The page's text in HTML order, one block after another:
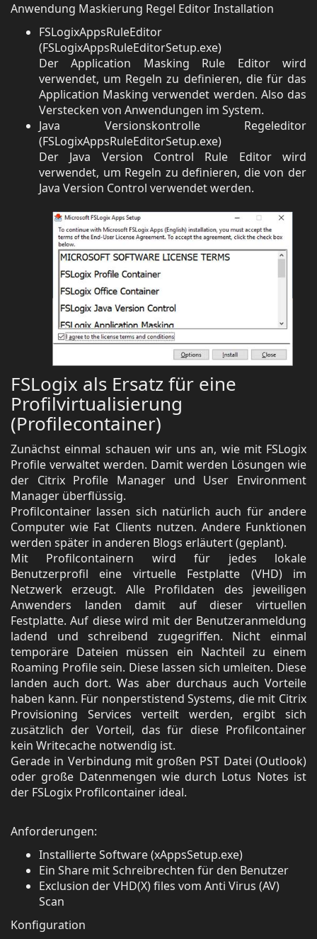
Anwendung Maskierung Regel Editor Installation
FSLogixAppsRuleEditor
(FSLogixAppsRuleEditorSetup.exe)
Der Application Masking Rule Editor wird
verwendet, um Regeln zu definieren, die für das
Application Masking verwendet werden. Also das
Verstecken von Anwendungen im System.
Java Versionskontrolle Regeleditor
(FSLogixAppsRuleEditorSetup.exe)
Der Java Version Control Rule Editor wird
verwendet, um Regeln zu definieren, die von der
Java Version Control verwendet werden.
FSLogix als Ersatz für eine
Profilvirtualisierung
(Profilecontainer)
Zunächst einmal schauen wir uns an, wie mit FSLogix
Profile verwaltet werden. Damit werden Lösungen wie
der Citrix Profile Manager und User Environment
Manager überflüssig.
Profilcontainer lassen sich natürlich auch für andere
Computer wie Fat Clients nutzen. Andere Funktionen
werden später in anderen Blogs erläutert (geplant).
Mit Profilcontainern wird für jedes lokale
Benutzerprofil eine virtuelle Festplatte (VHD) im
Netzwerk erzeugt. Alle Profildaten des jeweiligen
Anwenders landen damit auf dieser virtuellen
Festplatte. Auf diese wird mit der Benutzeranmeldung
ladend und schreibend zugegriffen. Nicht einmal
temporäre Dateien müssen ein Nachteil zu einem
Roaming Profile sein. Diese lassen sich umleiten. Diese
landen auch dort. Was aber durchaus auch Vorteile
haben kann. Für nonperstistend Systems, die mit Citrix
Provisioning Services verteilt werden, ergibt sich
zusätzlich der Vorteil, das für diese Profilcontainer
kein Writecache notwendig ist.
Gerade in Verbindung mit großen PST Datei (Outlook)
oder große Datenmengen wie durch Lotus Notes ist
der FSLogix Profilcontainer ideal.
Anforderungen:
Installierte Software (xAppsSetup.exe)
Ein Share mit Schreibrechten für den Benutzer
Exclusion der VHD(X) files vom Anti Virus (AV)
Scan
Konfiguration